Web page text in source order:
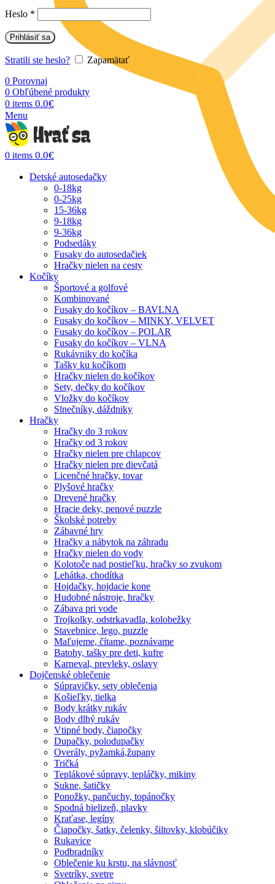
Heslo *
Prihlásiť sa
Stratili ste heslo?
Zapamätať
0 Porovnaj
0 Obľúbené produkty
0 items 0.0€
Menu
0 items 0.0€
Detské autosedačky
0-18kg
0-25kg
15-36kg
9-18kg
9-36kg
Podsedáky
Fusaky do autosedačiek
Hračky nielen na cesty
Kočíky
Športové a golfové
Kombinované
Fusaky do kočíkov – BAVLNA
Fusaky do kočíkov – MINKY, VELVET
Fusaky do kočíkov – POLAR
Fusaky do kočíkov – VLNA
Rukávniky do kočíka
Tašky ku kočíkom
Hračky nielen do kočíkov
Sety, dečky do kočíkov
Vložky do kočíkov
Slnečníky, dáždniky
Hračky
Hračky do 3 rokov
Hračky od 3 rokov
Hračky nielen pre chlapcov
Hračky nielen pre dievčatá
Licenčné hračky, tovar
Plyšové hračky
Drevené hračky
Hracie deky, penové puzzle
Školské potreby
Zábavné hry
Hračky a nábytok na záhradu
Hračky nielen do vody
Kolotoče nad postieľku, hračky so zvukom
Lehátka, chodítka
Hojdačky, hojdacie kone
Hudobné nástroje, hračky
Zábava pri vode
Trojkolky, odstrkavadla, kolobežky
Stavebnice, lego, puzzle
Maľujeme, čítame, poznávame
Batohy, tašky pre deti, kufre
Karneval, prevleky, oslavy
Dojčenské oblečenie
Súpravičky, sety oblečenia
Košieľky, tielka
Body krátky rukáv
Body dlhý rukáv
Vtipné body, čiapočky
Dupačky, polodupačky
Overály, pyžamká,župany
Tričká
Teplákové súpravy, tepláčky, mikiny
Sukne, šatičky
Ponožky, pančuchy, topánočky
Spodná bielizeň, plavky
Kraťase, legíny
Čiapočky, šatky, čelenky, šiltovky, klobúčiky
Rukavice
Podbradníky
Oblečenie ku krstu, na slávnosť
Svetríky, svetre